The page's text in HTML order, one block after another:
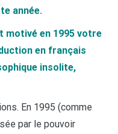
année.
motivé en 1995 votre
en français
insolite,
En 1995 (comme
par le pouvoir